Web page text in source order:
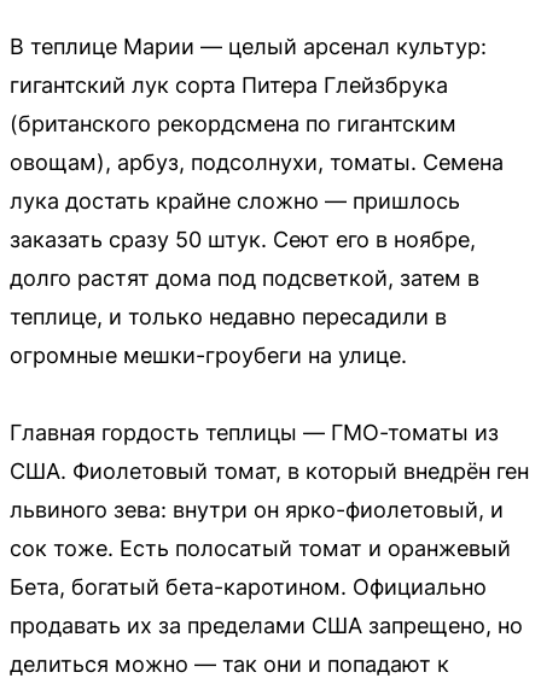
В теплице Марии — целый арсенал культур:
гигантский лук сорта Питера Глейзбрука
(британского рекордсмена по гигантским
овощам), арбуз, подсолнухи, томаты. Семена
лука достать крайне сложно — пришлось
заказать сразу 50 штук. Сеют его в ноябре,
долго растят дома под подсветкой, затем в
теплице, и только недавно пересадили в
огромные мешки-гроубеги на улице.
Главная гордость теплицы — ГМО-томаты из
США. Фиолетовый томат, в который внедрён ген
львиного зева: внутри он ярко-фиолетовый, и
сок тоже. Есть полосатый томат и оранжевый
Бета, богатый бета-каротином. Официально
продавать их за пределами США запрещено, но
делиться можно — так они и попадают к